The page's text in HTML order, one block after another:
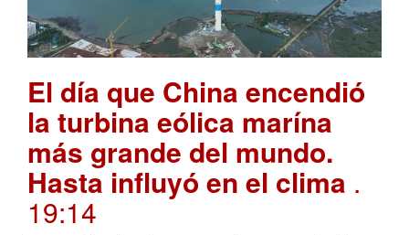
El día que China encendió
la turbina eólica marína
más grande del mundo.
Hasta influyó en el clima .
19:14